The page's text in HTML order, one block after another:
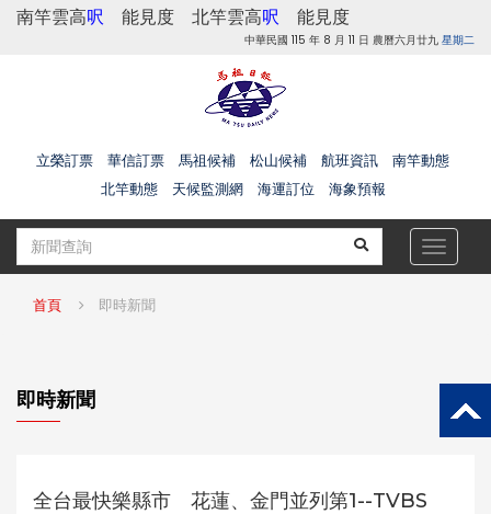
南竿雲高呎 能見度 北竿雲高呎 能見度
中華民國 115 年 8 月 11 日 農曆六月廿九 星期二
立榮訂票 華信訂票 馬祖候補 松山候補 航班資訊
南竿動態
北竿動態
天候監測網 海運訂位 海象預報
Toggle
首頁 即時新聞
即時新聞
全台最快樂縣市 花蓮、金門並列第1--TVBS